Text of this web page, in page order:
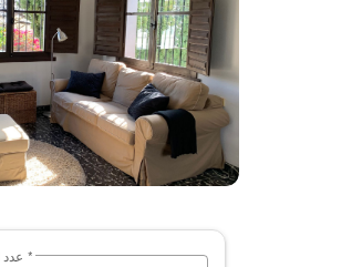
عدد الضيوف *